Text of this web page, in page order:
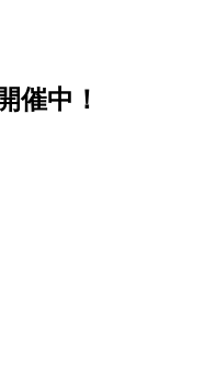
催中！